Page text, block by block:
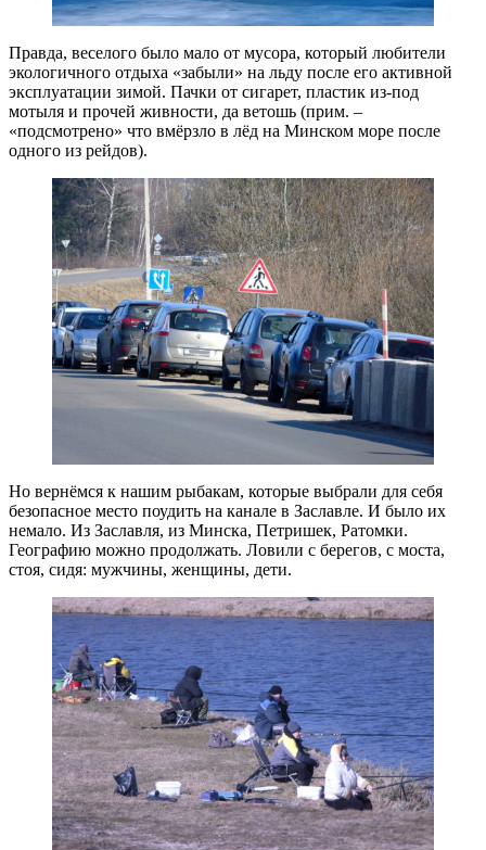
Правда, веселого было мало от мусора, который любители
экологичного отдыха «забыли» на льду после его активной
эксплуатации зимой. Пачки от сигарет, пластик из-под
мотыля и прочей живности, да ветошь (прим. –
«подсмотрено» что вмёрзло в лёд на Минском море после
одного из рейдов).
Но вернёмся к нашим рыбакам, которые выбрали для себя
безопасное место поудить на канале в Заславле. И было их
немало. Из Заславля, из Минска, Петришек, Ратомки.
Географию можно продолжать. Ловили с берегов, с моста,
стоя, сидя: мужчины, женщины, дети.